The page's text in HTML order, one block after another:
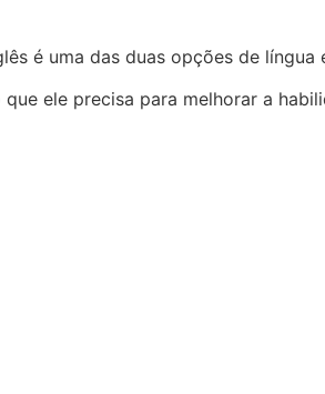
é uma das duas opções de língua
ele precisa para melhorar a